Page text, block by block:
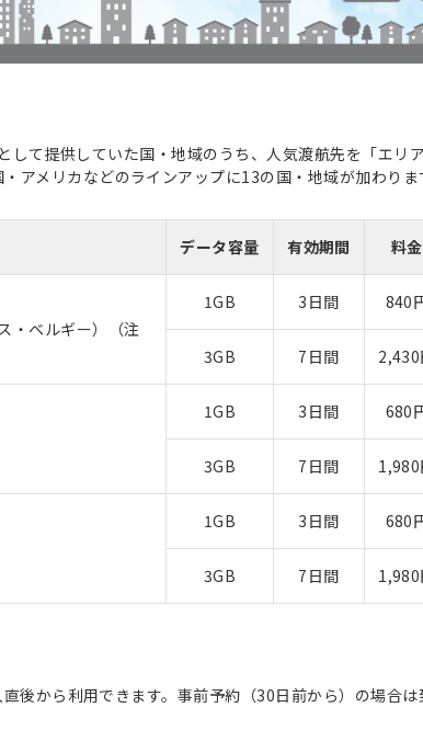
て提供していた国・地域のうち、人気渡航先を「エリ
アメリカなどのラインアップに13の国・地域が加わりま
データ容量 有効期間 料金
・ベルギー）（注
1GB 3日間 840
3GB 7日間 2,430
1GB 3日間 680
3GB 7日間 1,980
1GB 3日間 680
3GB 7日間 1,980
後から利用できます。事前予約（30日前から）の場合は